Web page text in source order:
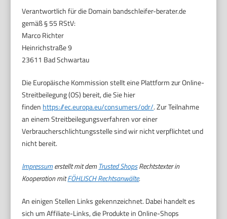
Verantwortlich für die Domain bandschleifer-berater.de
gemäß § 55 RStV:
Marco Richter
Heinrichstraße 9
23611 Bad Schwartau
Die Europäische Kommission stellt eine Plattform zur Online-
Streitbeilegung (OS) bereit, die Sie hier
finden https://ec.europa.eu/consumers/odr/. Zur Teilnahme
an einem Streitbeilegungsverfahren vor einer
Verbraucherschlichtungsstelle sind wir nicht verpflichtet und
nicht bereit.
Impressumerstellt mit dem Trusted ShopsRechtstexter in
Kooperation mitFÖHLISCH Rechtsanwälte.
An einigen Stellen Links gekennzeichnet. Dabei handelt es
sich um Affiliate-Links, die Produkte in Online-Shops